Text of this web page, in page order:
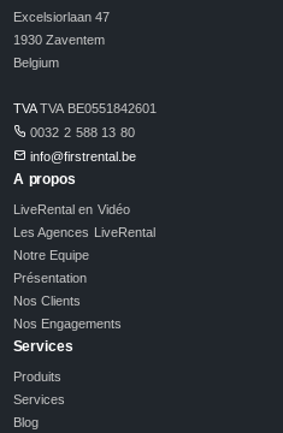
Excelsiorlaan 47
1930 Zaventem
Belgium
TVATVA BE0551842601
0032 2 588 13 80
info@firstrental.be
A propos
LiveRental en Vidéo
Les Agences LiveRental
Notre Equipe
Présentation
Nos Clients
Nos Engagements
Services
Produits
Services
Blog